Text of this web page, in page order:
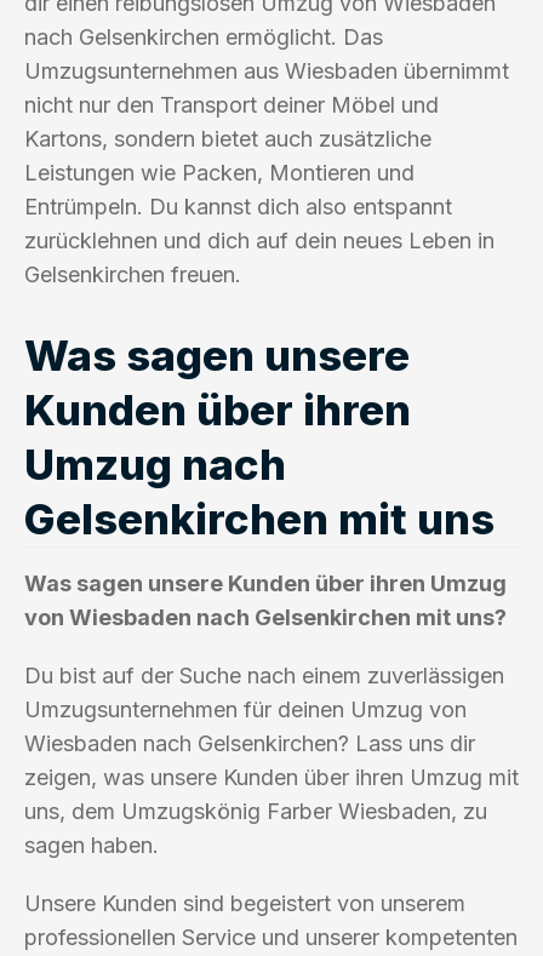
nach Gelsenkirchen ermöglicht. Das
Umzugsunternehmen aus Wiesbaden übernimmt
nicht nur den Transport deiner Möbel und
Kartons, sondern bietet auch zusätzliche
Leistungen wie Packen, Montieren und
Entrümpeln. Du kannst dich also entspannt
zurücklehnen und dich auf dein neues Leben in
Gelsenkirchen freuen.
Was sagen unsere
Kunden über ihren
Umzug nach
Gelsenkirchen mit uns
Was sagen unsere Kunden über ihren Umzug
von Wiesbaden nach Gelsenkirchen mit uns?
Du bist auf der Suche nach einem zuverlässigen
Umzugsunternehmen für deinen Umzug von
Wiesbaden nach Gelsenkirchen? Lass uns dir
zeigen, was unsere Kunden über ihren Umzug mit
uns, dem Umzugskönig Farber Wiesbaden, zu
sagen haben.
Unsere Kunden sind begeistert von unserem
professionellen Service und unserer kompetenten